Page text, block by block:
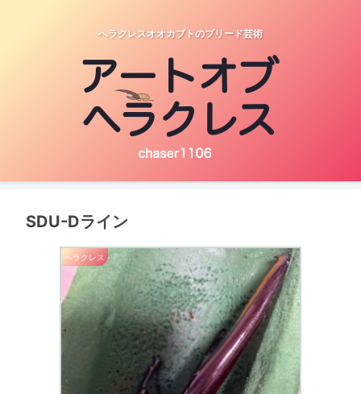
へラクレスオオカブトのブリード芸術
SDU-Dライン
ヘラクレス